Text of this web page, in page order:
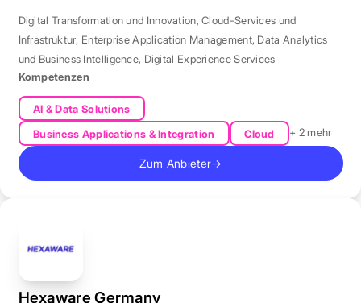
Digital Transformation und Innovation,Cloud-Services und
Infrastruktur, Enterprise Application Management, Data Analytics
und Business Intelligence, Digital Experience Services
Kompetenzen
AI & Data Solutions
Business Applications & Integration
Cloud + 2 mehr
Zum Anbieter→
Hexaware Germany